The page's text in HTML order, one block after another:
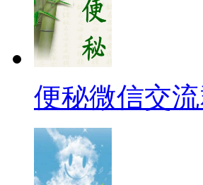
便秘微信交